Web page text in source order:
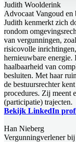
Judith Woolderink
Advocaat Vangoud
Judith kenmerkt zich
rondom
van vergunningen,
risicovolle
hernieuwbare energie.
haalbaarheid van
besluiten. Met haar
de bestuursrechter
procedures. Zij meent
(participatie) trajecten.
Bekijk LinkedIn
Han Nieberg
Vergunningverlener